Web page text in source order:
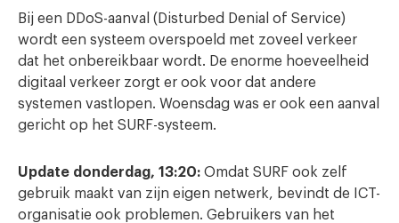
Bij een DDoS-aanval (Disturbed Denial of Service)
wordt een systeem overspoeld met zoveel verkeer
dat het onbereikbaar wordt. De enorme hoeveelheid
digitaal verkeer zorgt er ook voor dat andere
systemen vastlopen. Woensdag was er ook een aanval
gericht op het SURF-systeem.
Update donderdag, 13:20: Omdat SURF ook zelf
gebruik maakt van zijn eigen netwerk, bevindt de ICT-
organisatie ook problemen. Gebruikers van het